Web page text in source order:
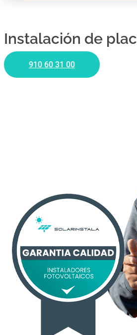
Instalación de
910 60 31 00